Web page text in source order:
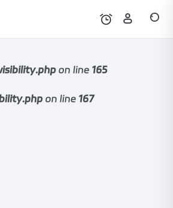
on line 165
on line 167